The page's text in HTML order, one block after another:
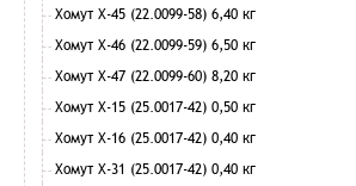
Хомут Х-45 (22.0099-58) 6,40 кг
Хомут Х-46 (22.0099-59) 6,50 кг
Хомут Х-47 (22.0099-60) 8,20 кг
Хомут Х-15 (25.0017-42) 0,50 кг
Хомут Х-16 (25.0017-42) 0,40 кг
Хомут Х-31 (25.0017-42) 0,40 кг